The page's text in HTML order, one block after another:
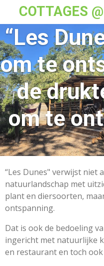
Skip
to
main
content
COTTAGES
“Les
om te
de
om te
“Les Dunes" verwijst niet
natuurlandschap met
plant en diersoorten,
ontspanning.
Dat is ook de bedoeling
ingericht met natuurlijke
en restaurant en toch